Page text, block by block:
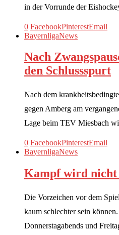
in der Vorrunde der
0 FacebookPinterestEmail
BayernligaNews
Nach
den Schlussspurt
Nach dem
gegen Amberg am
Lage beim TEV Miesbach
0 FacebookPinterestEmail
BayernligaNews
Kampf wird nicht
Die Vorzeichen vor dem
kaum schlechter sein
Donnerstagabends und